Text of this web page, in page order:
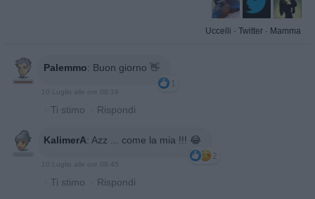
Uccelli · Twitter · Mamma
Palemmo: Buon giorno 👋
1
10 Luglio alle ore 08:19
· Ti stimo · Rispondi
KalimerA: Azz ... come la mia !!! 😂
2
10 Luglio alle ore 08:45
· Ti stimo · Rispondi